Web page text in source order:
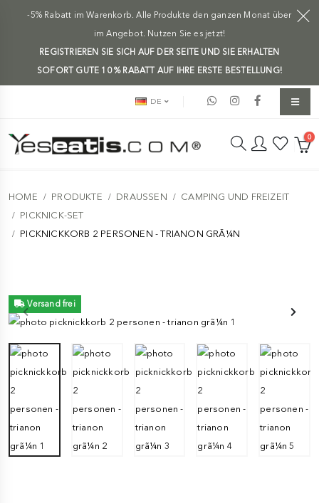
-5% Rabatt im Warenkorb. Alle Produkte den ganzen Monat über
im Angebot. Nutzen Sie es jetzt!
REGISTRIEREN SIE SICH AUF DER SEITE UND SIE ERHALTEN
SOFORT GUTE 10 % RABATT AUF IHRE ERSTE BESTELLUNG!
DE
0
HOME PRODUKTE DRAUSSEN
CAMPING UND FREIZEIT
PICKNICK-SET
PICKNICKKORB 2 PERSONEN - TRIANON GRÃ¼N
Versand frei